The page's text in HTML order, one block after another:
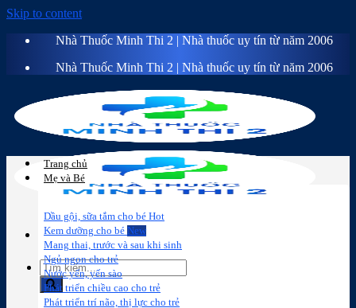
Skip to content
Nhà Thuốc Minh Thi 2 | Nhà thuốc uy tín từ năm 2006
Nhà Thuốc Minh Thi 2 | Nhà thuốc uy tín từ năm 2006
Trang chủ
Mẹ và Bé
Dầu gội, sữa tắm cho bé
Kem dưỡng cho bé
Mang thai, trước và sau khi sinh
Ngủ ngon cho trẻ
Nước yến, yến sào
Phát triển chiều cao cho trẻ
Phát triển trí não, thị lực cho trẻ